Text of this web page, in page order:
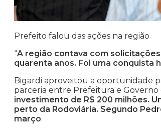
Prefeito falou das ações na região
“A região contava com
quarenta anos. Foi uma conquista
Bigardi aproveitou a oportunidade
parceria entre Prefeitura e Governo
investimento de R$ 200 milhões.
perto da Rodoviária. Segundo
março.